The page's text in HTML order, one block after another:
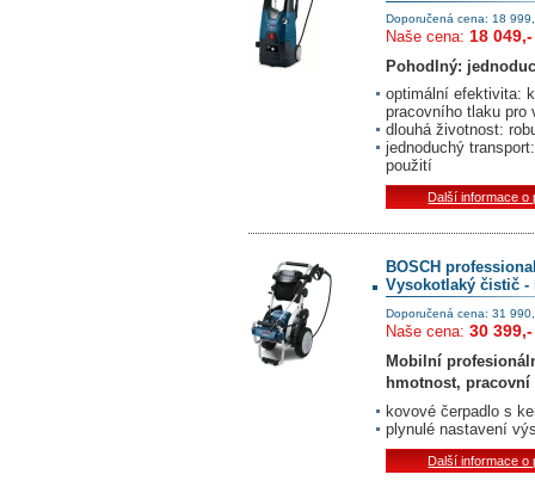
Doporučená cena: 18
Naše cena: 18
Pohodlný:
optimální efektivita:
pracovního tlaku
dlouhá životnost:
jednoduchý
použití
Další informace o
BOSCH
Vysokotlaký čistič -
Doporučená cena: 31
Naše cena: 30
Mobilní
hmotnost, pracovní
kovové čerpadlo s
plynulé nastavení
Další informace o